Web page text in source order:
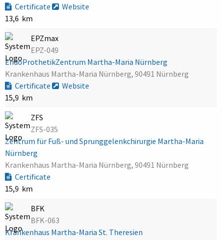
Certificate
Website
13,6 km
EPZmax
EPZ-049
EndoProthetikZentrum Martha-Maria Nürnberg
Krankenhaus Martha-Maria Nürnberg, 90491 Nürnberg
Certificate
Website
15,9 km
ZFS
ZFS-035
Zentrum für Fuß- und Sprunggelenkchirurgie Martha-Maria
Nürnberg
Krankenhaus Martha-Maria Nürnberg, 90491 Nürnberg
Certificate
15,9 km
BFK
BFK-063
Krankenhaus Martha-Maria St. Theresien